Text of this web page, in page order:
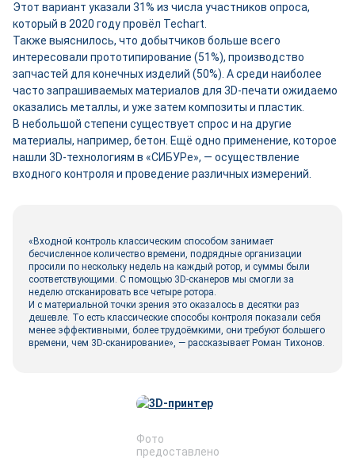
Этот вариант указали 31% из числа участников опроса,
который в 2020 году провёл Techart.
Также выяснилось, что добытчиков больше всего
интересовали прототипирование (51%), производство
запчастей для конечных изделий (50%). А среди наиболее
часто запрашиваемых материалов для 3D-печати ожидаемо
оказались металлы, и уже затем композиты и пластик.
В небольшой степени существует спрос и на другие
материалы, например, бетон. Ещё одно применение, которое
нашли 3D-технологиям в «СИБУРе», — осуществление
входного контроля и проведение различных измерений.
«Входной контроль классическим способом занимает
бесчисленное количество времени, подрядные организации
просили по нескольку недель на каждый ротор, и суммы были
соответствующими. С помощью 3D-сканеров мы смогли за
неделю отсканировать все четыре ротора.
И с материальной точки зрения это оказалось в десятки раз
дешевле. То есть классические способы контроля показали себя
менее эффективными, более трудоёмкими, они требуют большего
времени, чем 3D-сканирование», — рассказывает Роман Тихонов.
Фото
предоставлено